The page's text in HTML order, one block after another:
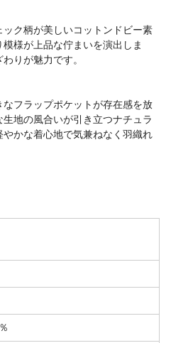
ク柄が美しいコットンドビー素
様が上品な佇まいを演出しま
りが魅力です。
フラップポケットが存在感を放
地の風合いが引き立つナチュラ
かな着心地で気兼ねなく羽織れ